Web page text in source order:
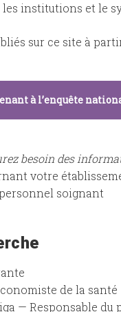
institutions et le
sur ce site à
à l’enquête
besoin des
votre
soignant
de la santé
— Responsable du